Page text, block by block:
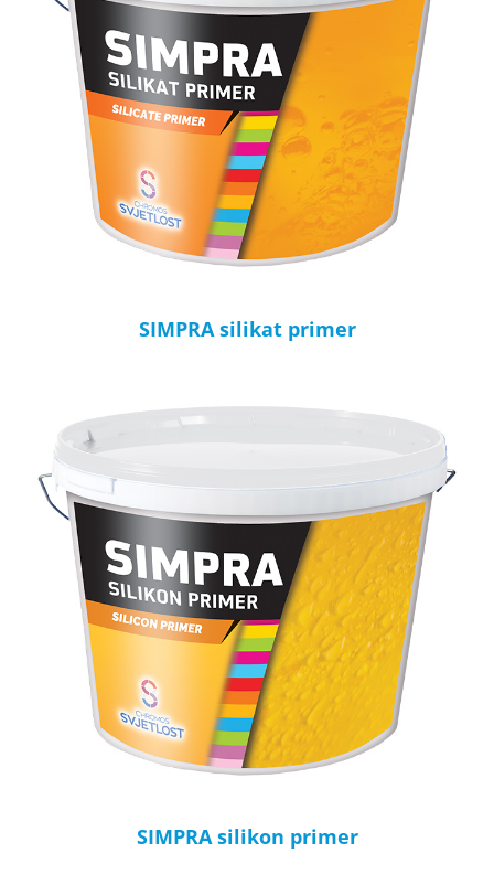
SIMPRA silikat primer
SIMPRA silikon primer